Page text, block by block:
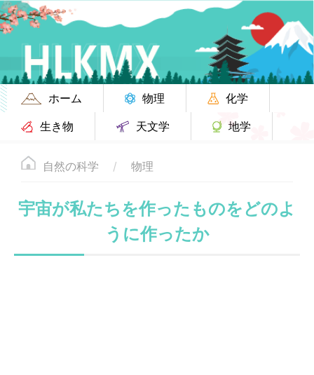
ホーム 物理
化学
生き物
天文学 地学
自然の科学 物理
宇宙が私たちを作ったものをどのよ
うに作ったか